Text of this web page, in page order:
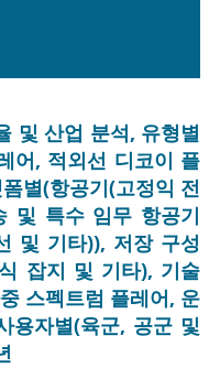
및 산업 분석, 유형별
어, 적외선 디코이 플
별(항공기(고정익 전
및 특수 임무 항공기
및 기타)), 저장 구성
잡지 및 기타), 기술
스펙트럼 플레어, 운
용자별(육군, 공군 및